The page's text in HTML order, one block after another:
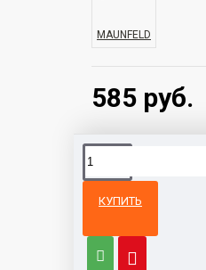
585 руб.
MAUNFELD
КУПИТЬ
категории